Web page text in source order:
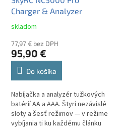
Charger & Analyzer
Priemerné
produktu
je
4,0
hviezdičiek.
skladom
77,97 € bez DPH
95,90 €
Do košíka
Nabíjačka a analyzér tužkových
batérií AA a AAA. Štyri nezávislé
sloty a šesť režimov — v režime
vybíjania ti ku každému článku